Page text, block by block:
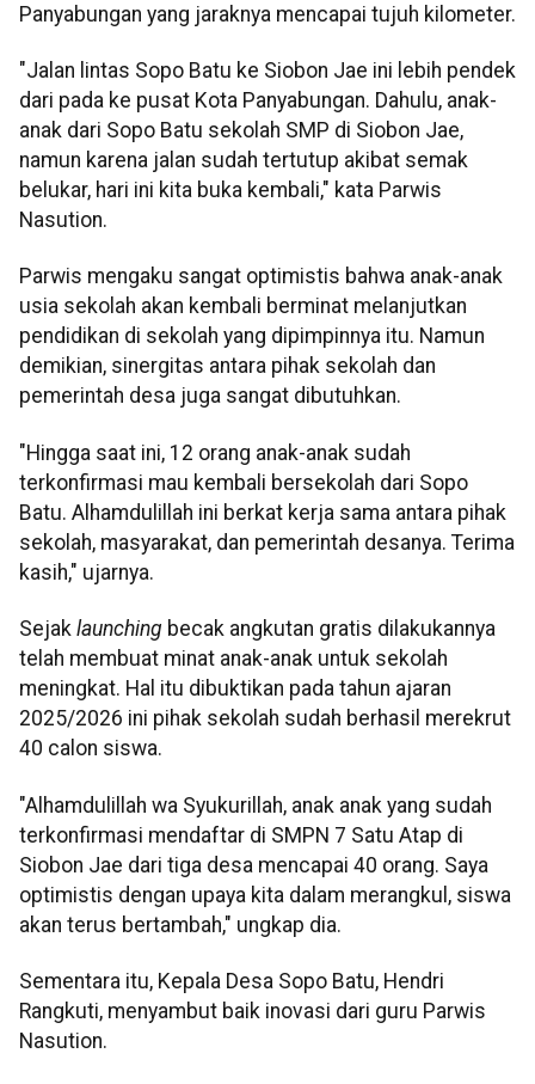
Panyabungan yang jaraknya mencapai tujuh kilometer.
"Jalan lintas Sopo Batu ke Siobon Jae ini lebih pendek
dari pada ke pusat Kota Panyabungan. Dahulu, anak-
anak dari Sopo Batu sekolah SMP di Siobon Jae,
namun karena jalan sudah tertutup akibat semak
belukar, hari ini kita buka kembali," kata Parwis
Nasution.
Parwis mengaku sangat optimistis bahwa anak-anak
usia sekolah akan kembali berminat melanjutkan
pendidikan di sekolah yang dipimpinnya itu. Namun
demikian, sinergitas antara pihak sekolah dan
pemerintah desa juga sangat dibutuhkan.
"Hingga saat ini, 12 orang anak-anak sudah
terkonfirmasi mau kembali bersekolah dari Sopo
Batu. Alhamdulillah ini berkat kerja sama antara pihak
sekolah, masyarakat, dan pemerintah desanya. Terima
kasih," ujarnya.
Sejak launching becak angkutan gratis dilakukannya
telah membuat minat anak-anak untuk sekolah
meningkat. Hal itu dibuktikan pada tahun ajaran
2025/2026 ini pihak sekolah sudah berhasil merekrut
40 calon siswa.
"Alhamdulillah wa Syukurillah, anak anak yang sudah
terkonfirmasi mendaftar di SMPN 7 Satu Atap di
Siobon Jae dari tiga desa mencapai 40 orang. Saya
optimistis dengan upaya kita dalam merangkul, siswa
akan terus bertambah," ungkap dia.
Sementara itu, Kepala Desa Sopo Batu, Hendri
Rangkuti, menyambut baik inovasi dari guru Parwis
Nasution.